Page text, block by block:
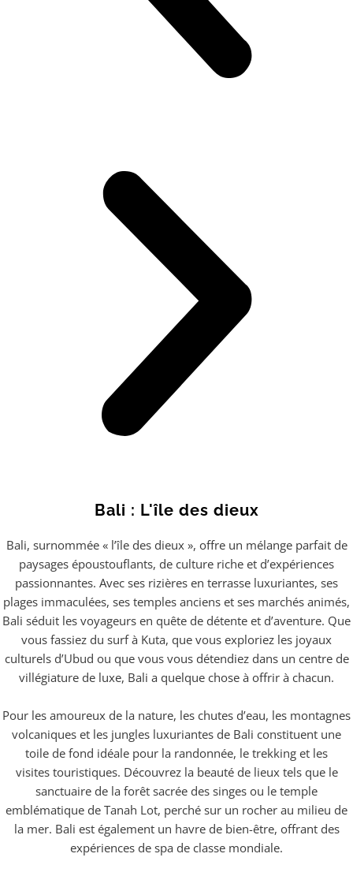
Bali : L'île des dieux
Bali, surnommée « l’île des dieux », offre un mélange parfait de
paysages époustouflants, de culture riche et d’expériences
passionnantes. Avec ses rizières en terrasse luxuriantes, ses
plages immaculées, ses temples anciens et ses marchés animés,
Bali séduit les voyageurs en quête de détente et d’aventure. Que
vous fassiez du surf à Kuta, que vous exploriez les joyaux
culturels d’Ubud ou que vous vous détendiez dans un centre de
villégiature de luxe, Bali a quelque chose à offrir à chacun.
Pour les amoureux de la nature, les chutes d’eau, les montagnes
volcaniques et les jungles luxuriantes de Bali constituent une
toile de fond idéale pour la randonnée, le trekking et les
visites touristiques. Découvrez la beauté de lieux tels que le
sanctuaire de la forêt sacrée des singes ou le temple
emblématique de Tanah Lot, perché sur un rocher au milieu de
la mer. Bali est également un havre de bien-être, offrant des
expériences de spa de classe mondiale.